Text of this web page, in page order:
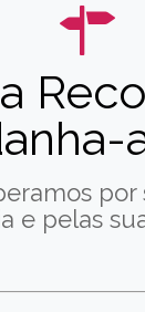
por
e pelas